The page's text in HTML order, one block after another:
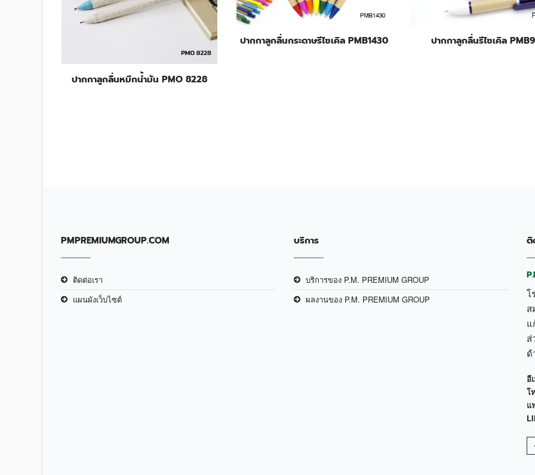
ปากกาลูกลื่นหมึกน้ำมัน PMO 8228
ปากกาลูกลื่นกระดาษรีไซเคิล PMB1430 ปากกาลูกลื่นรีไซเคิล
PMPREMIUMGROUP.COM
ติดต่อเรา
แผนผังเว็บไซต์
บริการ
บริการของ P.M. PREMIUM GROUP
ผลงานของ P.M. PREMIUM GROUP
ติ
โ
ส
แ
ส่
ด้
อี
โ
แ